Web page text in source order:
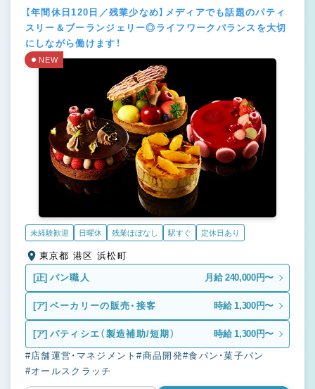
【年間休日120日／残業少なめ】メディアでも話題のパティ
スリー＆ブーランジェリー◎ライフワークバランスを大切
にしながら働けます！
NEW
未経験歓迎 日曜休 残業ほぼなし 駅すぐ 定休日あり
東京都 港区 浜松町
[正] パン職人 月給 240,000円〜
[ア] ベーカリーの販売・接客 時給 1,300円〜
[ア] パティシエ（製造補助/短期） 時給 1,300円〜
#店舗運営・マネジメント#商品開発#食パン・菓子パン
#オールスクラッチ